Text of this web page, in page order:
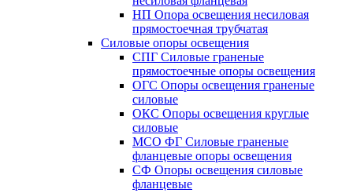
НП Опора освещения несиловая
прямостоечная трубчатая
Силовые опоры освещения
СПГ Силовые граненые
прямостоечные опоры освещения
ОГС Опоры освещения граненые
силовые
ОКС Опоры освещения круглые
силовые
МСО ФГ Силовые граненые
фланцевые опоры освещения
СФ Опоры освещения силовые
фланцевые